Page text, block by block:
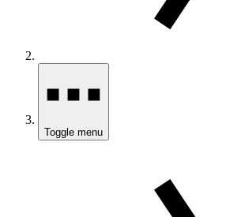
Toggle menu